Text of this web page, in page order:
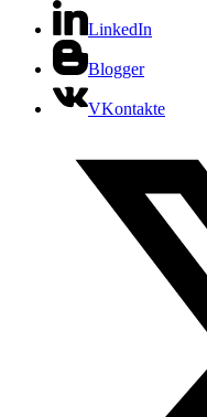
LinkedIn
Blogger
VKontakte